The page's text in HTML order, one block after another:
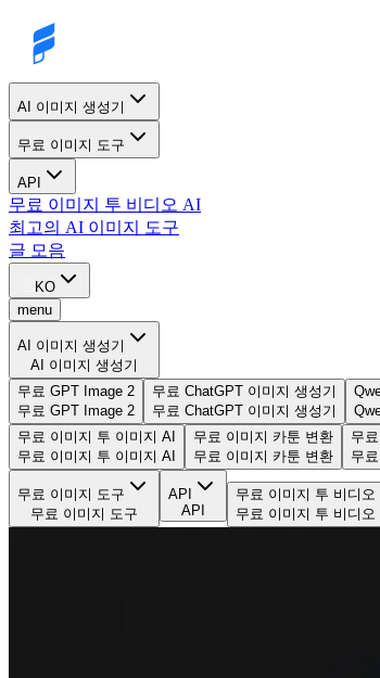
AI 이미지 생성기
무료 이미지 도구
API
무료 이미지 투 비디오 AI
최고의 AI 이미지 도구
글 모음
KO
menu
AI 이미지 생성기
AI 이미지 생성기
무료 GPT Image 2
무료 GPT Image 2
무료 ChatGPT 이미지 생성기
무료 ChatGPT 이미지 생성기
무료 이미지 투 이미지 AI
무료 이미지 투 이미지 AI
무료 이미지 카툰 변환
무료 이미지 카툰 변환
무
무
무료 이미지 도구
무료 이미지 도구
API
API
무료 이미지 투 비디오
무료 이미지 투 비디오